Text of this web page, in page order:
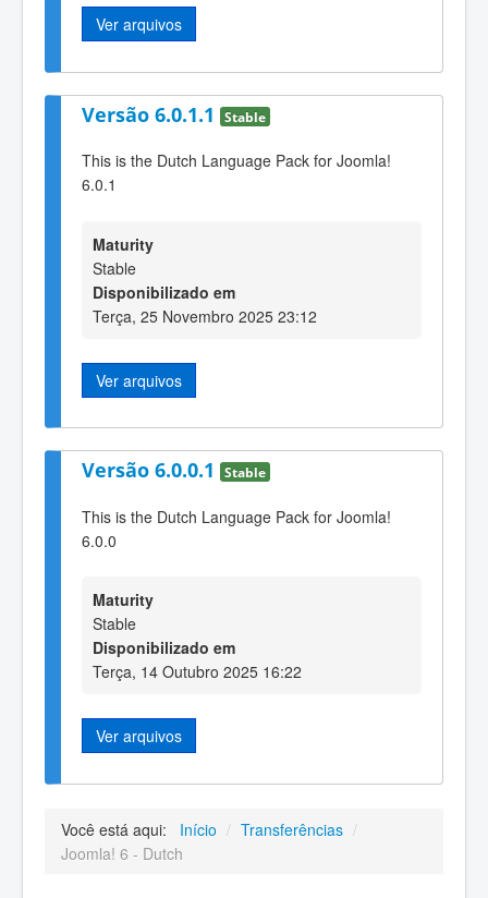
Ver arquivos
Versão 6.0.1.1 Stable
This is the Dutch Language Pack for Joomla!
6.0.1
Maturity
Stable
Disponibilizado em
Terça, 25 Novembro 2025 23:12
Ver arquivos
Versão 6.0.0.1 Stable
This is the Dutch Language Pack for Joomla!
6.0.0
Maturity
Stable
Disponibilizado em
Terça, 14 Outubro 2025 16:22
Ver arquivos
Você está aqui: Início / Transferências /
Joomla! 6 - Dutch